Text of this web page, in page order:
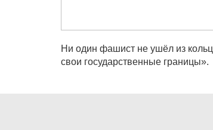
Ни один фашист не ушёл из
свои государственные границы».